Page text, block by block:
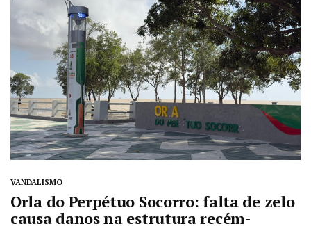
VANDALISMO
Orla do Perpétuo Socorro: falta de zelo
causa danos na estrutura recém-